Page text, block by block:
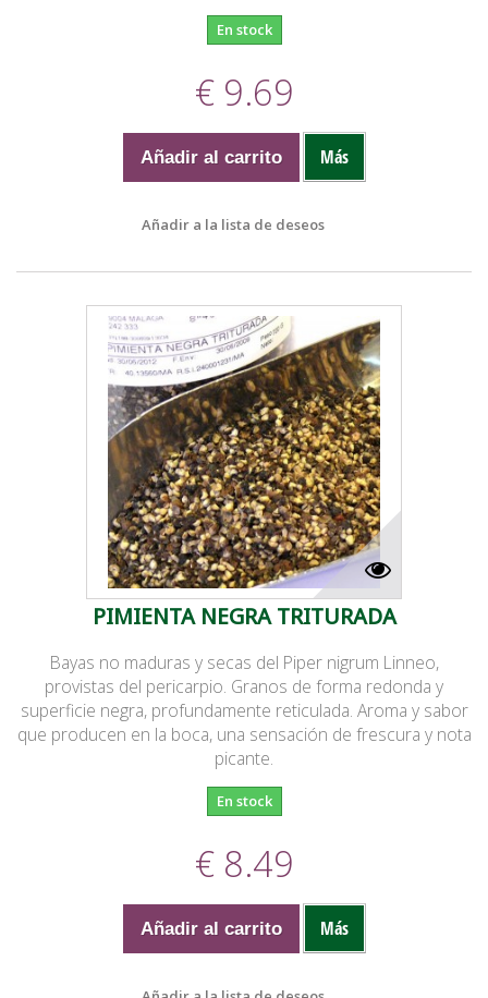
En stock
€ 9.69
Añadir al carrito Más
Añadir a la lista de deseos
PIMIENTA NEGRA TRITURADA
Bayas no maduras y secas del Piper nigrum Linneo,
provistas del pericarpio. Granos de forma redonda y
superficie negra, profundamente reticulada. Aroma y sabor
que producen en la boca, una sensación de frescura y nota
picante.
En stock
€ 8.49
Añadir al carrito Más